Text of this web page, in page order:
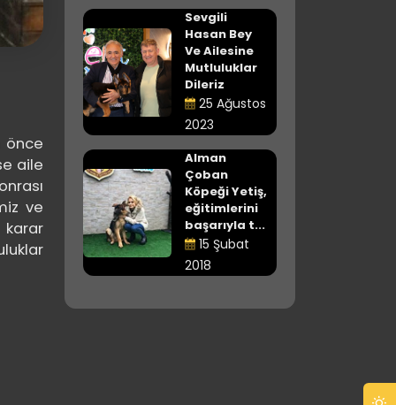
önce
aile
ve
Sevgili
Hasan Bey
Ve Ailesine
Mutluluklar
Dileriz
25 Ağustos
2023
Alman
Çoban
Köpeği Yetiş,
eğitimlerini
başarıyla t...
15 Şubat
2018